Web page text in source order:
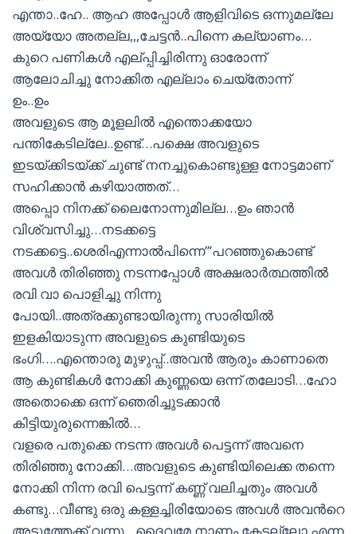
എന്താ..ഹേ.. ആഹ അപ്പോള്‍ ആളിവിടെ ഒന്നുമല്ലേ
അയ്യോ അതല്ല,,,ചേട്ടന്‍..പിന്നെ കല്യാണം…
കുറെ പണികള്‍ എല്പ്പിച്ചിരിന്നു ഓരോന്ന്
ആലോചിച്ചു നോക്കിത എല്ലാം ചെയ്തോന്ന്
ഉം..ഉം
അവളുടെ ആ മൂളലില്‍ എന്തൊക്കയോ
പന്തികേടില്ലേ..ഉണ്ട്…പക്ഷെ അവളുടെ
ഇടയ്ക്കിടയ്ക്ക് ചുണ്ട് നനച്ചുകൊണ്ടുള്ള നോട്ടമാണ്
സഹിക്കാന്‍ കഴിയാത്തത്…
അപ്പൊ നിനക്ക് ലൈനോന്നുമില്ല…ഉം ഞാന്‍
വിശ്വസിച്ചു…നടക്കട്ടെ
നടക്കട്ടെ..ശെരിഎന്നാല്‍പിന്നെ”’പറഞ്ഞുകൊണ്ട്
അവള്‍ തിരിഞ്ഞു നടന്നപ്പോള്‍ അക്ഷരാര്‍ത്ഥത്തില്‍
രവി വാ പൊളിച്ചു നിന്നു
പോയി..അത്രക്കുണ്ടായിരുന്നു സാരിയില്‍
ഇളകിയാടുന്ന അവളുടെ കുണ്ടിയുടെ
ഭംഗി….എന്തൊരു മുഴുപ്പ്..അവന്‍ ആരും കാണാതെ
ആ കുണ്ടികള്‍ നോക്കി കുണ്ണയെ ഒന്ന് തലോടി…ഹോ
അതൊക്കെ ഒന്ന് ഞെരിച്ചുടക്കാന്‍
കിട്ടിയുരുന്നെങ്കില്‍…
വളരെ പതുക്കെ നടന്ന അവള്‍ പെട്ടന്ന് അവനെ
തിരിഞ്ഞു നോക്കി…അവളുടെ കുണ്ടിയിലെക്ക തന്നെ
നോക്കി നിന്ന രവി പെട്ടന്ന് കണ്ണ് വലിച്ചതും അവള്‍
കണ്ടു…വീണ്ടു ഒരു കള്ളച്ചിരിയോടെ അവള്‍ അവന്‍റെ